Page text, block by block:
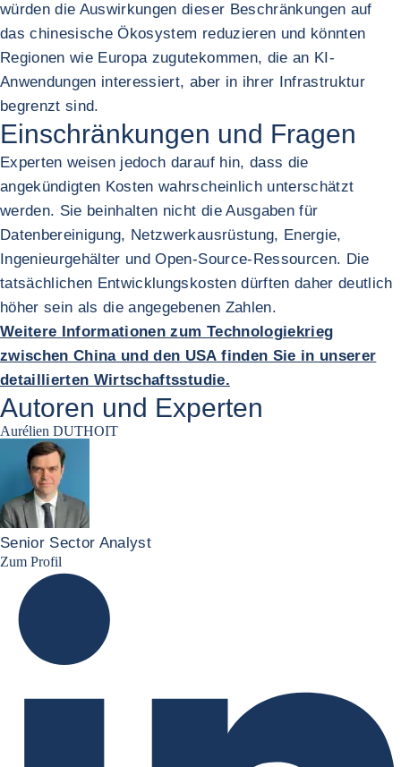
würden die Auswirkungen dieser Beschränkungen auf
das chinesische Ökosystem reduzieren und könnten
Regionen wie Europa zugutekommen, die an KI-
Anwendungen interessiert, aber in ihrer Infrastruktur
begrenzt sind.
Einschränkungen und Fragen
Experten weisen jedoch darauf hin, dass die
angekündigten Kosten wahrscheinlich unterschätzt
werden. Sie beinhalten nicht die Ausgaben für
Datenbereinigung, Netzwerkausrüstung, Energie,
Ingenieurgehälter und Open-Source-Ressourcen. Die
tatsächlichen Entwicklungskosten dürften daher deutlich
höher sein als die angegebenen Zahlen.
Weitere Informationen zum Technologiekrieg
zwischen China und den USA finden Sie in unserer
detaillierten Wirtschaftsstudie.
Autoren und Experten
Aurélien DUTHOIT
Senior Sector Analyst
Zum Profil